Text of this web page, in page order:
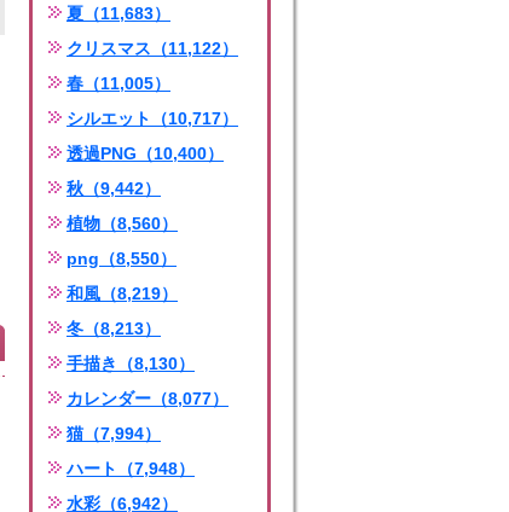
夏（11,683）
クリスマス（11,122）
春（11,005）
シルエット（10,717）
透過PNG（10,400）
秋（9,442）
植物（8,560）
png（8,550）
和風（8,219）
冬（8,213）
手描き（8,130）
カレンダー（8,077）
猫（7,994）
ハート（7,948）
水彩（6,942）